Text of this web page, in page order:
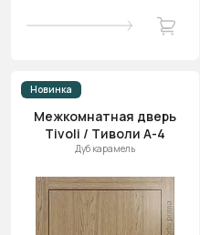
Новинка
Межкомнатная дверь
Tivoli / Тиволи А-4
Дуб карамель